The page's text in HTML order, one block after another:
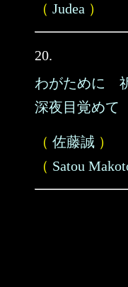
（ Judea ）
20.
わがために
深夜目覚め
（ 佐藤誠 ）
（ Satou